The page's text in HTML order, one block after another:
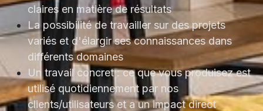
claires en matière de résultats
La possibilité de travailler sur des projets
variés et d'élargir ses connaissances dans
différents domaines
Un travail concret : ce que vous produisez est
utilisé quotidiennement par nos
clients/utilisateurs et a un impact direct